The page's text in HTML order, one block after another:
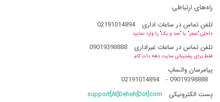
راه‌های ارتباطی
تلفن تماس در ساعات اداری
02191014894
داخلی "صفر" یا "صد و یک" را وارد نمایید
تلفن تماس در ساعات غیراداری 09019398888
فقط برای پشتیبانی سایت دهه دات کام
پیامرسان واتساپ
09019398888
-
02191014894
پست الکترونیکی
support[At]Deheh[Dot]com